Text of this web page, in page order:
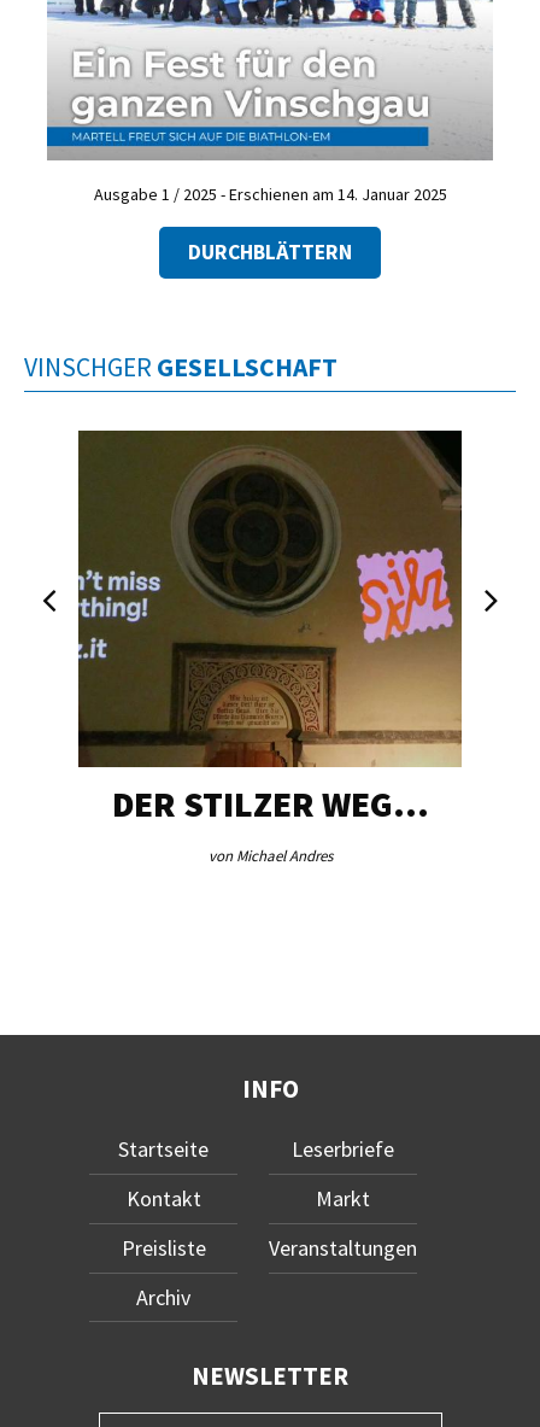
Ausgabe 1 / 2025 - Erschienen am 14. Januar 2025
DURCHBLÄTTERN
VINSCHGER GESELLSCHAFT
DER STILZER WEG…
von Michael Andres
INFO
Startseite
Kontakt
Preisliste
Archiv
Leserbriefe
Markt
Veranstaltungen
NEWSLETTER